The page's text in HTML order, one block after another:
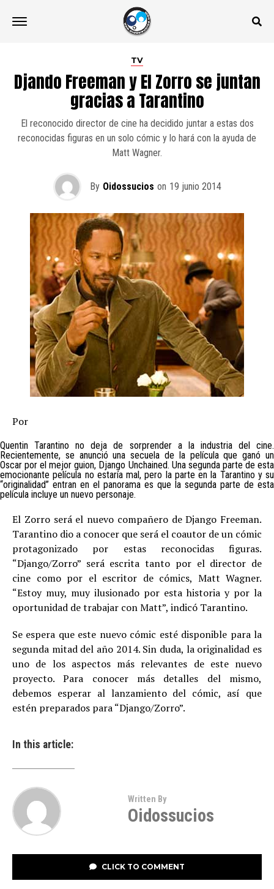
TV
Djando Freeman y El Zorro se juntan
gracias a Tarantino
El reconocido director de cine ha decidido juntar a estas dos
reconocidas figuras en un solo cómic y lo hará con la ayuda de
Matt Wagner.
By Oidossucios on 19 junio 2014
Por
Quentin Tarantino no deja de sorprender a la industria del cine.
Recientemente, se anunció una secuela de la película que ganó un
Oscar por el mejor guion, Django Unchained. Una segunda parte de esta
emocionante película no estaría mal, pero la parte en la Tarantino y su
“originalidad” entran en el panorama es que la segunda parte de esta
película incluye un nuevo personaje.
El Zorro será el nuevo compañero de Django Freeman.
Tarantino dio a conocer que será el coautor de un cómic
protagonizado por estas reconocidas figuras.
“Django/Zorro” será escrita tanto por el director de
cine como por el escritor de cómics, Matt Wagner.
“Estoy muy, muy ilusionado por esta historia y por la
oportunidad de trabajar con Matt”, indicó Tarantino.
Se espera que este nuevo cómic esté disponible para la
segunda mitad del año 2014. Sin duda, la originalidad es
uno de los aspectos más relevantes de este nuevo
proyecto. Para conocer más detalles del mismo,
debemos esperar al lanzamiento del cómic, así que
estén preparados para “Django/Zorro”.
In this article:
Written By
Oidossucios
CLICK TO COMMENT